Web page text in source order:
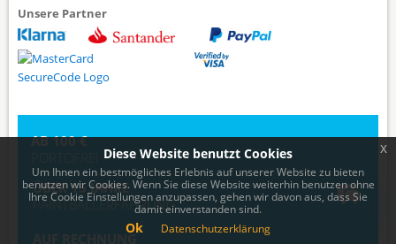
Unsere Partner
AB 100 €
ÜBER 15 JAHRE
PAINTBALLERFAHRUNG
AUF RECHNUNG
Diese Website benutzt Cookies
Um Ihnen ein bestmögliches Erlebnis auf unserer Website zu bieten
benutzen wir Cookies. Wenn Sie diese Website weiterhin benutzen ohne
Ihre Cookie Einstellungen anzupassen, gehen wir davon aus, dass Sie
damit einverstanden sind.
Ok Datenschutzerklärung
x